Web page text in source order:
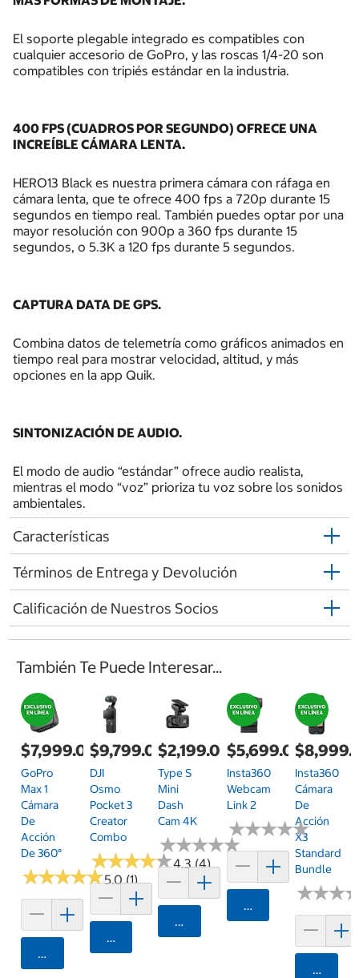
El soporte plegable integrado es compatibles con
cualquier accesorio de GoPro, y las roscas 1/4-20 son
compatibles con tripiés estándar en la industria.
400 FPS (CUADROS POR SEGUNDO) OFRECE UNA
INCREÍBLE CÁMARA LENTA.
HERO13 Black es nuestra primera cámara con ráfaga en
cámara lenta, que te ofrece 400 fps a 720p durante 15
segundos en tiempo real. También puedes optar por una
mayor resolución con 900p a 360 fps durante 15
segundos, o 5.3K a 120 fps durante 5 segundos.
CAPTURA DATA DE GPS.
Combina datos de telemetría como gráficos animados en
tiempo real para mostrar velocidad, altitud, y más
opciones en la app Quik.
SINTONIZACIÓN DE AUDIO.
El modo de audio “estándar” ofrece audio realista,
mientras el modo “voz” prioriza tu voz sobre los sonidos
ambientales.
Características
Términos de Entrega y Devolución
Calificación de Nuestros Socios
También Te Puede Interesar...
$7,999.00
GoPro
Max 1
Cámara
De
Acción
De 360°
★★★★★
★★★★★5.0 (1)
Agregar
$9,799.00
DJI
Osmo
Pocket 3
Creator
Combo
★★★★★
★★★★★4.3 (4)
Agregar
$2,199.00
Type S
Mini
Dash
Cam 4K
★★★★★
★★★★★
Agregar
$5,699.00
Insta360
Webcam
Link 2
★★★★★
★★★★★
Agregar
Insta360
Cámara
De
Acción
X3
Standard
Bundle
★★★
★★★